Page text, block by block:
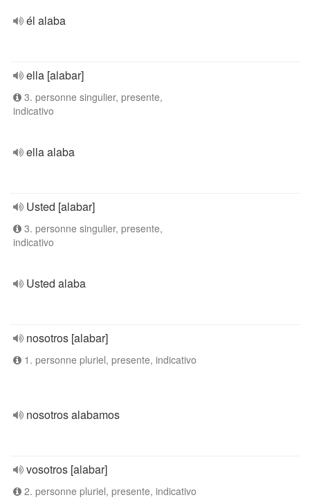
él alaba
ella [alabar]
3. personne singulier, presente,
indicativo
ella alaba
Usted [alabar]
3. personne singulier, presente,
indicativo
Usted alaba
nosotros [alabar]
1. personne pluriel, presente, indicativo
nosotros alabamos
vosotros [alabar]
2. personne pluriel, presente, indicativo